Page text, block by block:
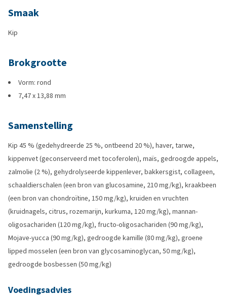
Smaak
Kip
Brokgrootte
Vorm: rond
7,47 x 13,88 mm
Samenstelling
Kip 45 % (gedehydreerde 25 %, ontbeend 20 %), haver, tarwe,
kippenvet (geconserveerd met tocoferolen), maïs, gedroogde appels,
zalmolie (2 %), gehydrolyseerde kippenlever, bakkersgist, collageen,
schaaldierschalen (een bron van glucosamine, 210 mg/kg), kraakbeen
(een bron van chondroïtine, 150 mg/kg), kruiden en vruchten
(kruidnagels, citrus, rozemarijn, kurkuma, 120 mg/kg), mannan-
oligosachariden (120 mg/kg), fructo-oligosachariden (90 mg/kg),
Mojave-yucca (90 mg/kg), gedroogde kamille (80 mg/kg), groene
lipped mosselen (een bron van glycosaminoglycan, 50 mg/kg),
gedroogde bosbessen (50 mg/kg)
Voedingsadvies